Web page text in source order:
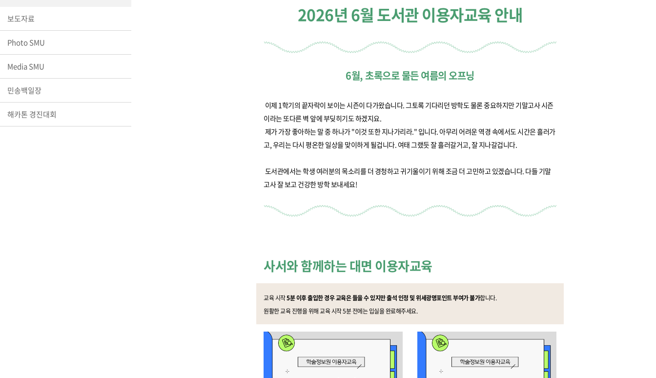
대학평의원회 회의록
기금운용심의회
기금운용심의회 회의록
기본방향 비전 및 전략설정과정 발전계획 체계 교육 체계도
특성화 체계도
통학버스 운행안내
통학버스 출발장소
제적
재입학
장학금신청ㆍ지급 장학캘린더 국가장학금·학자금대출
학생설계전공 사례
전과/복수(부)·학생설계전공 관련
Q&A
진로 컨설팅 우수사례
전공·진로 안내영상
통학증(월 정기권) 이용 안내 통학버스 편도(월, 금) 이용 안내
국내외 교류현황 해외프로그램
교환학생
해외어학연수
국외인턴십
대학생 병무행정(군입영) 전역 후 복학 국외여행/유학 병무관련사이트
ROTC제도란?
제도의 특징
교내교육 및 입영훈련
지휘관 소개
업무담당자 소개
체육활동
학군단 건물
지원/선발절차
모집일정
SETOPIA 컴퓨터 실습실 디지털자료실
제천시농촌협약지원센터
제천시농촌활력플러스사업추진단
단양군농촌활성화지원센터
제천시탄소중립지원센터
부속제천한방병원 부속충주한방병원
보도자료
Photo SMU
Media SMU
민송백일장
해카톤 경진대회
2026년 6월 도서관 이용자교육 안내
6월, 초록으로 물든 여름의 오프닝
이제 1학기의 끝자락이 보이는 시즌이 다가왔습니다. 그토록 기다리던 방학도 물론 중요하지만 기말고사 시즌
이라는 또다른 벽 앞에 부딪히기도 하겠지요.
제가 가장 좋아하는 말 중 하나가 "이것 또한 지나가리라." 입니다. 아무리 어려운 역경 속에서도 시간은 흘러가
고, 우리는 다시 평온한 일상을 맞이하게 될겁니다. 여태 그랬듯 잘 흘러갈거고, 잘 지나갈겁니다.
도서관에서는 학생 여러분의 목소리를 더 경청하고 귀기울이기 위해 조금 더 고민하고 있겠습니다. 다들 기말
고사 잘 보고 건강한 방학 보내세요!
사서와 함께하는 대면 이용자교육
교육 시작5분 이후 출입한 경우 교육은 들을 수 있지만출석 인정 및 위세광명포인트 부여가 불가합니다.
원활한 교육 진행을 위해교육 시작 5분 전에는 입실을 완료해주세요.